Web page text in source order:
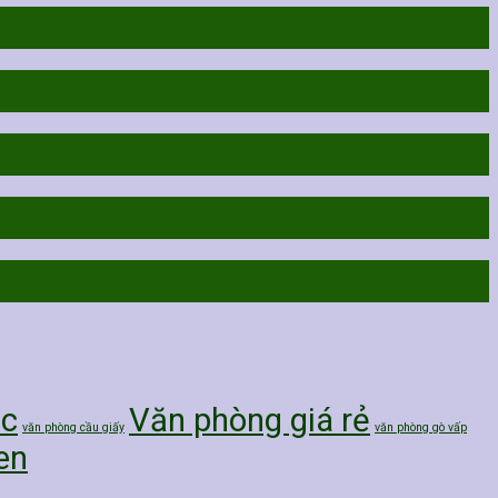
văn phòng cầu giấy Văn phòng giá rẻ văn phòng gò vấp